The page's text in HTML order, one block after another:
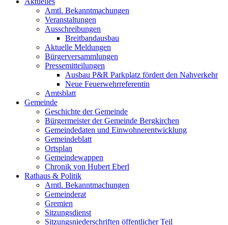
Amtl. Bekanntmachungen
Veranstaltungen
Ausschreibungen
Breitbandausbau
Aktuelle Meldungen
Bürgerversammlungen
Pressemitteilungen
Ausbau P&R Parkplatz fördert den Nahverkehr
Neue Feuerwehrreferentin
Amtsblatt
Gemeinde
Geschichte der Gemeinde
Bürgermeister der Gemeinde Bergkirchen
Gemeindedaten und Einwohnerentwicklung
Gemeindeblatt
Ortsplan
Gemeindewappen
Chronik von Hubert Eberl
Rathaus & Politik
Amtl. Bekanntmachungen
Gemeinderat
Gremien
Sitzungsdienst
Sitzungsniederschriften öffentlicher Teil